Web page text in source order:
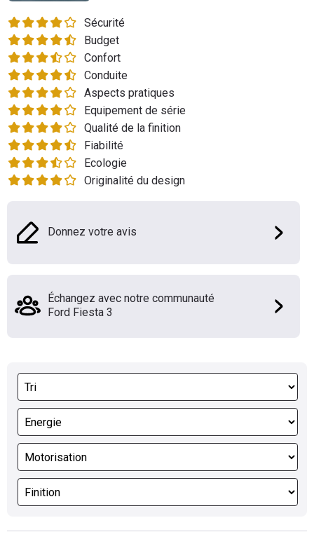
Flottes
Auto
Services
Forum
Moto
Marques
Sécurité
Budget
Confort
Conduite
Aspects pratiques
Equipement de série
Qualité de la finition
Fiabilité
Ecologie
Originalité du design
Donnez votre avis
Échangez avec notre communauté
Ford Fiesta 3